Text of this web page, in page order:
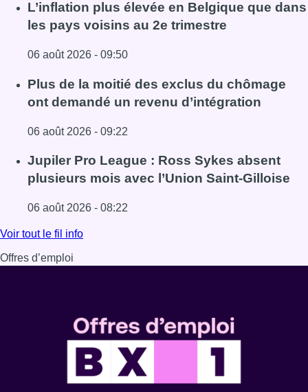
L’inflation plus élevée en Belgique que dans
les pays voisins au 2e trimestre
06 août 2026 - 09:50
Lire l'article L’inflation plus élevée en Belgique que dans
Plus de la moitié des exclus du chômage
ont demandé un revenu d’intégration
06 août 2026 - 09:22
Lire l'article Plus de la moitié des exclus du chômage ont
Jupiler Pro League : Ross Sykes absent
plusieurs mois avec l’Union Saint-Gilloise
06 août 2026 - 08:22
Lire l'article Jupiler Pro League : Ross Sykes absent
Voir tout le fil info
Offres d’emploi